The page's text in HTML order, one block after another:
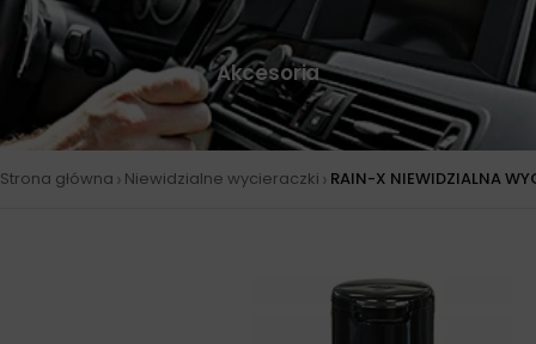
Akcesoria
Strona główna › Niewidzialne wycieraczki › RAIN-X NIEWIDZIALNA